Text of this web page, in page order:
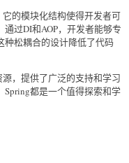
的模块化结构使得开发者可
过DI和AOP，开发者能够专
种松耦合的设计降低了代码
，提供了广泛的支持和学习
都是一个值得探索和学